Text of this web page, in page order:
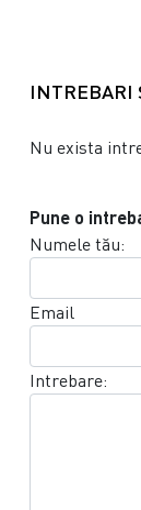
INTREBARI
Nu exista
Pune o
Numele tău:
Email
Intrebare: